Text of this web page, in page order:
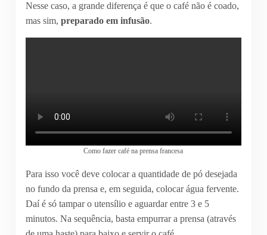
Nesse caso, a grande diferença é que o café não é coado,
mas sim, preparado em infusão.
Como fazer café na prensa francesa
Para isso você deve colocar a quantidade de pó desejada
no fundo da prensa e, em seguida, colocar água fervente.
Daí é só tampar o utensílio e aguardar entre 3 e 5
minutos. Na sequência, basta empurrar a prensa (através